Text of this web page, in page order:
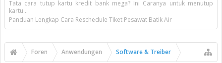
Tata cara tutup kartu kredit bank mega? Ini Caranya untuk menutup
kartu...
Panduan Lengkap Cara Reschedule Tiket Pesawat Batik Air
Foren Anwendungen Software & Treiber